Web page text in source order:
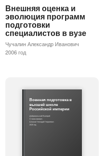
Внешняя оценка и
эволюция программ
подготовки
специалистов в вузе
Чучалин Александр Иванович
2006 год
Военная подготовка в
высшей школе
Российской империи
Добровольский Валерий
Станиславович
Шпаков Геннадий Георгиевич
2020 год